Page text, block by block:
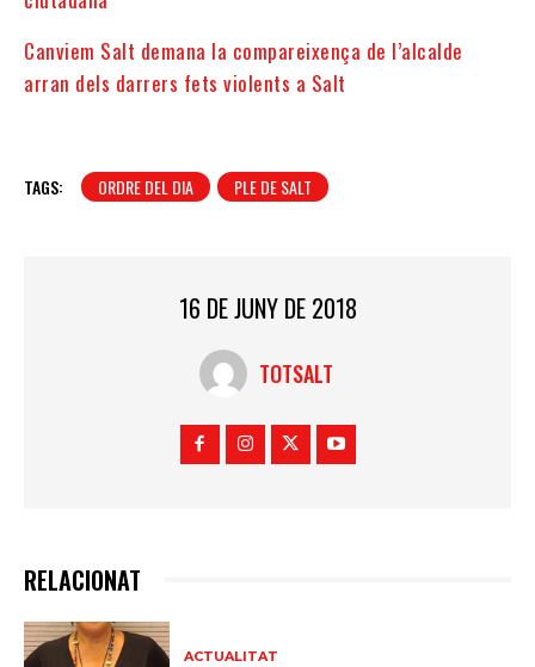
Canviem Salt demana la compareixença de l’alcalde
arran dels darrers fets violents a Salt
TAGS: ORDRE DEL DIA PLE DE SALT
16 DE JUNY DE 2018
TOTSALT
RELACIONAT
ACTUALITAT